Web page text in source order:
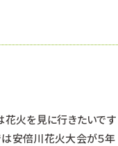
シング体験
花火を見に行きたいです
安倍川花火大会が５年